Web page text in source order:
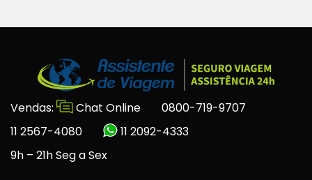
Vendas: Chat Online
0800-719-9707
11 2567-4080
11 2092-4333
9h – 21h Seg a Sex